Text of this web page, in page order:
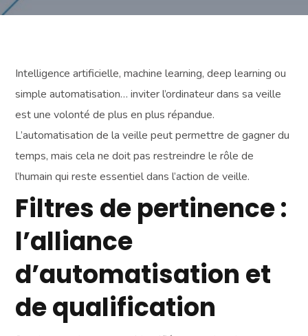
Intelligence artificielle, machine learning, deep learning ou
simple automatisation… inviter l’ordinateur dans sa veille
est une volonté de plus en plus répandue.
L’automatisation de la veille peut permettre de gagner du
temps, mais cela ne doit pas restreindre le rôle de
l’humain qui reste essentiel dans l’action de veille.
Filtres de pertinence :
l’alliance
d’automatisation et
de qualification